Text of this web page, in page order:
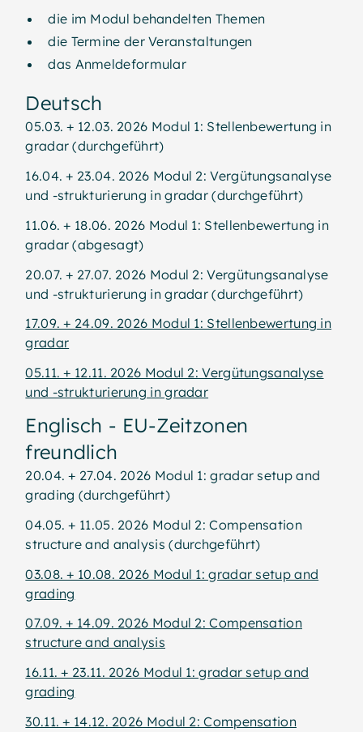
die im Modul behandelten Themen
die Termine der Veranstaltungen
das Anmeldeformular
Deutsch
05.03. + 12.03. 2026 Modul 1: Stellenbewertung in
gradar (durchgeführt)
16.04. + 23.04. 2026 Modul 2: Vergütungsanalyse
und -strukturierung in gradar (durchgeführt)
11.06. + 18.06. 2026 Modul 1: Stellenbewertung in
gradar (abgesagt)
20.07. + 27.07. 2026 Modul 2: Vergütungsanalyse
und -strukturierung in gradar (durchgeführt)
17.09. + 24.09. 2026 Modul 1: Stellenbewertung in
gradar
05.11. + 12.11. 2026 Modul 2: Vergütungsanalyse
und -strukturierung in gradar
Englisch - EU-Zeitzonen
freundlich
20.04. + 27.04. 2026 Modul 1: gradar setup and
grading (durchgeführt)
04.05. + 11.05. 2026 Modul 2: Compensation
structure and analysis (durchgeführt)
03.08. + 10.08. 2026 Modul 1: gradar setup and
grading
07.09. + 14.09. 2026 Modul 2: Compensation
structure and analysis
16.11. + 23.11. 2026 Modul 1: gradar setup and
grading
30.11. + 14.12. 2026 Modul 2: Compensation